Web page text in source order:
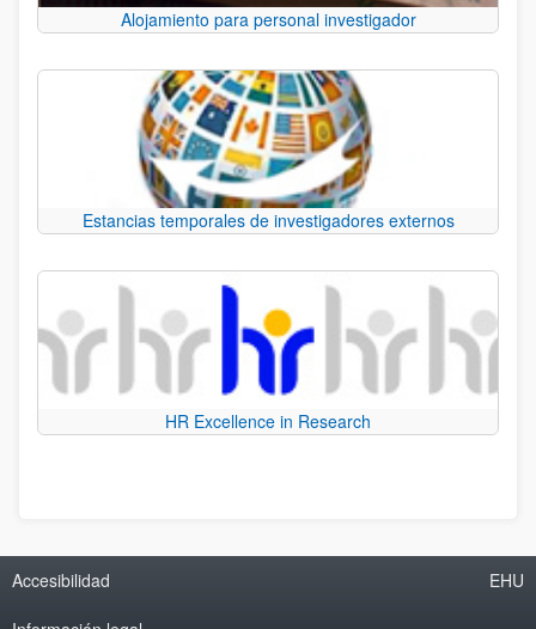
Alojamiento para personal investigador
Estancias temporales de investigadores externos
HR Excellence in Research
Accesibilidad EHU